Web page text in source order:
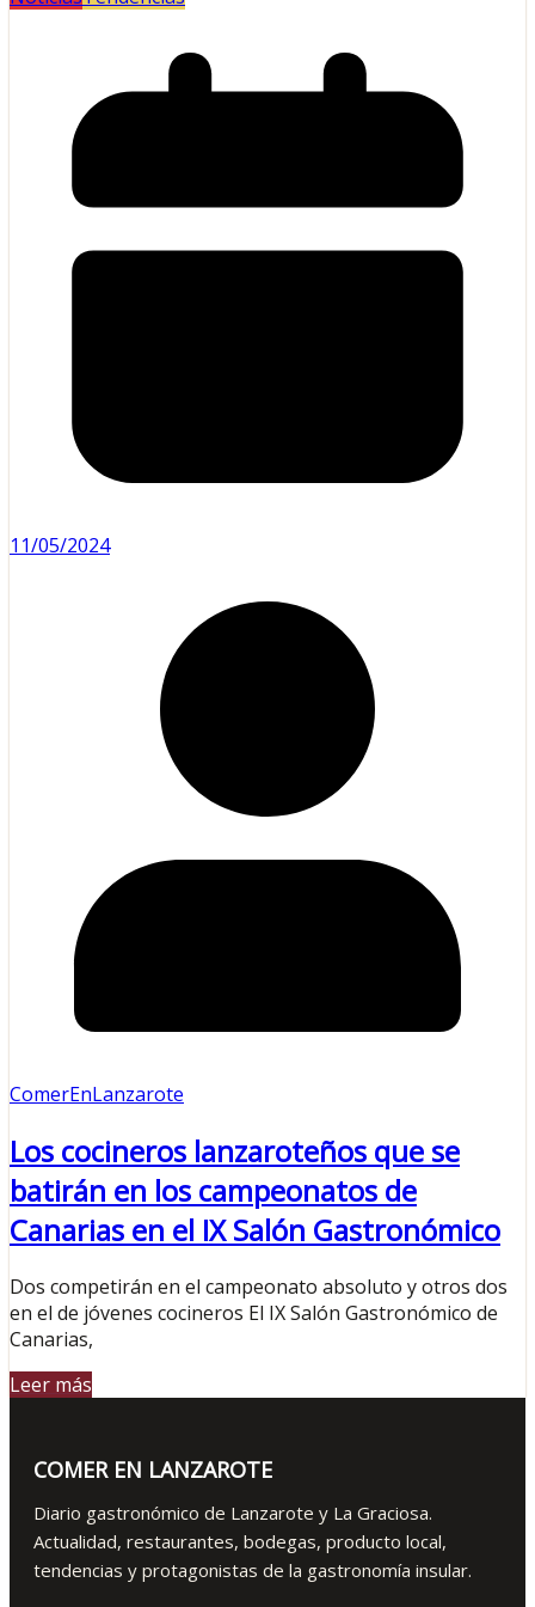
11/05/2024
ComerEnLanzarote
Los cocineros lanzaroteños que se
batirán en los campeonatos de
Canarias en el IX Salón Gastronómico
Dos competirán en el campeonato absoluto y otros dos
en el de jóvenes cocineros El IX Salón Gastronómico de
Canarias,
Leer más
COMER EN LANZAROTE
Diario gastronómico de Lanzarote y La Graciosa.
Actualidad, restaurantes, bodegas, producto local,
tendencias y protagonistas de la gastronomía insular.